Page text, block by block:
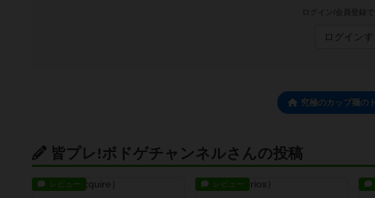
ログイン/会員登録で
ログインす
究極のカップ麺の
皆プレ!ボドゲチャンネルさんの投稿
レビュー レビュー